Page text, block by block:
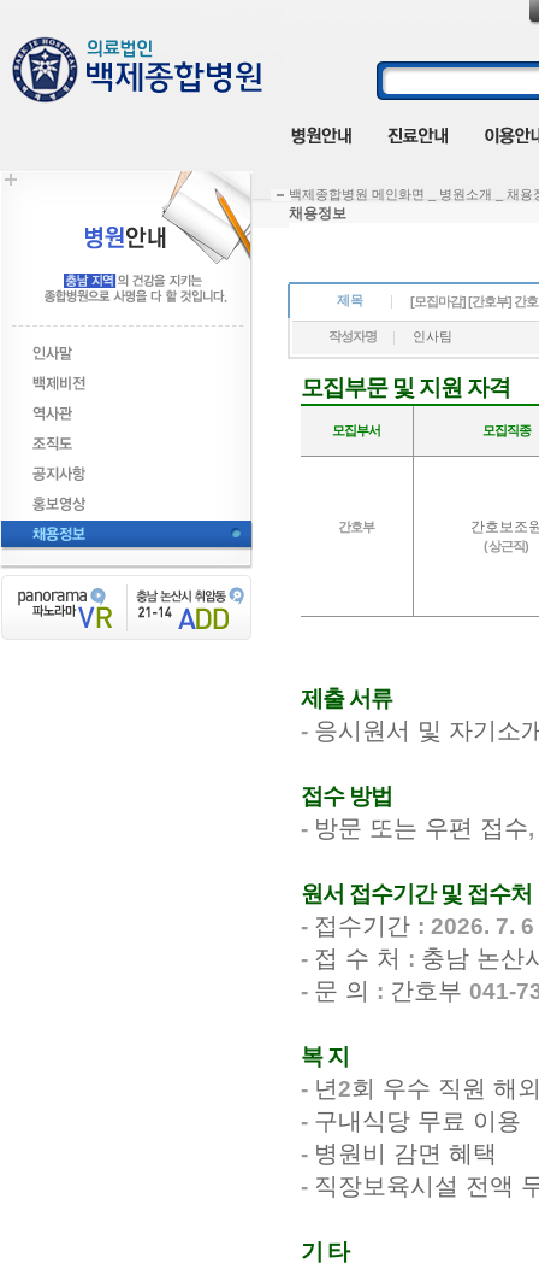
백제종합병원 메인화면 _ 병원소개 _ 채용
채용정보
제목 [모집
작성자명 인사팀
모집부문 및 지원 자격
모집부서 모집직종
간호부 간호보조
(상근직)
제출 서류
- 응시원서 및 자기소
접수 방법
- 방문 또는 우편 접수
원서 접수기간 및 접수처
- 접수기간 : 2026. 7.
- 접 수 처 : 충남 논산
- 문 의 : 간호부 041-
복 지
- 년2회 우수 직원 해
- 구내식당 무료 이용
- 병원비 감면 혜택
- 직장보육시설 전액
기 타